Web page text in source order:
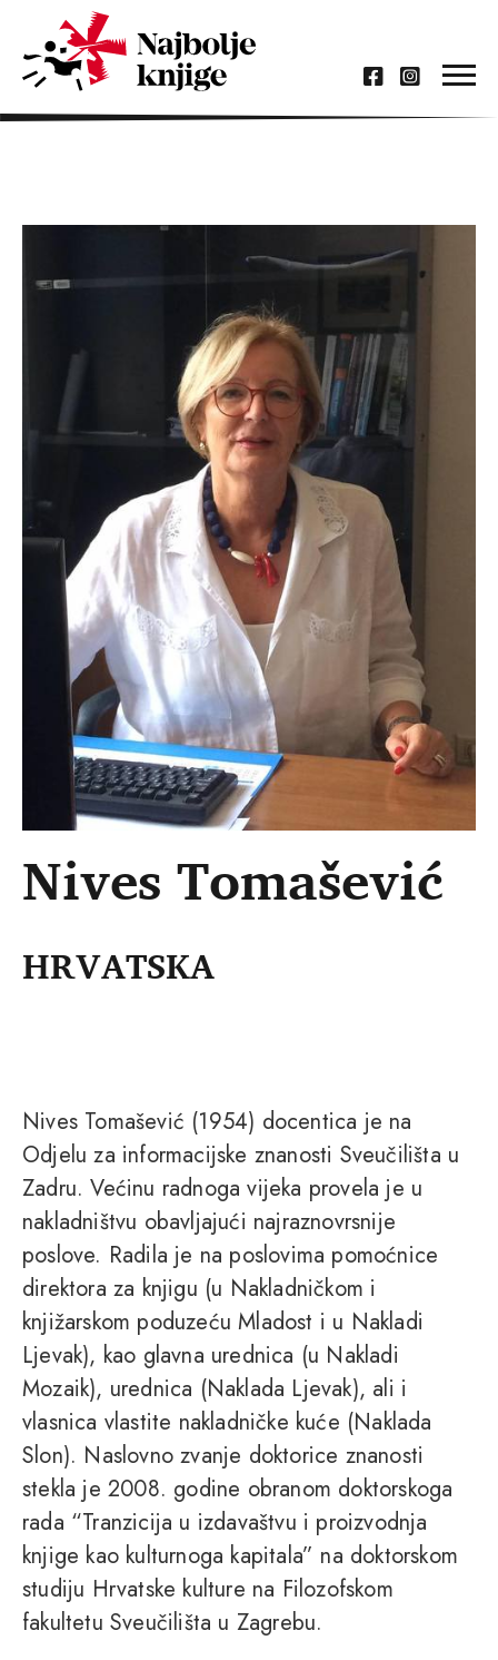
Nives Tomašević
HRVATSKA
Nives Tomašević (1954) docentica je na
Odjelu za informacijske znanosti Sveučilišta u
Zadru. Većinu radnoga vijeka provela je u
nakladništvu obavljajući najraznovrsnije
poslove. Radila je na poslovima pomoćnice
direktora za knjigu (u Nakladničkom i
knjižarskom poduzeću Mladost i u Nakladi
Ljevak), kao glavna urednica (u Nakladi
Mozaik), urednica (Naklada Ljevak), ali i
vlasnica vlastite nakladničke kuće (Naklada
Slon). Naslovno zvanje doktorice znanosti
stekla je 2008. godine obranom doktorskoga
rada “Tranzicija u izdavaštvu i proizvodnja
knjige kao kulturnoga kapitala” na doktorskom
studiju Hrvatske kulture na Filozofskom
fakultetu Sveučilišta u Zagrebu.